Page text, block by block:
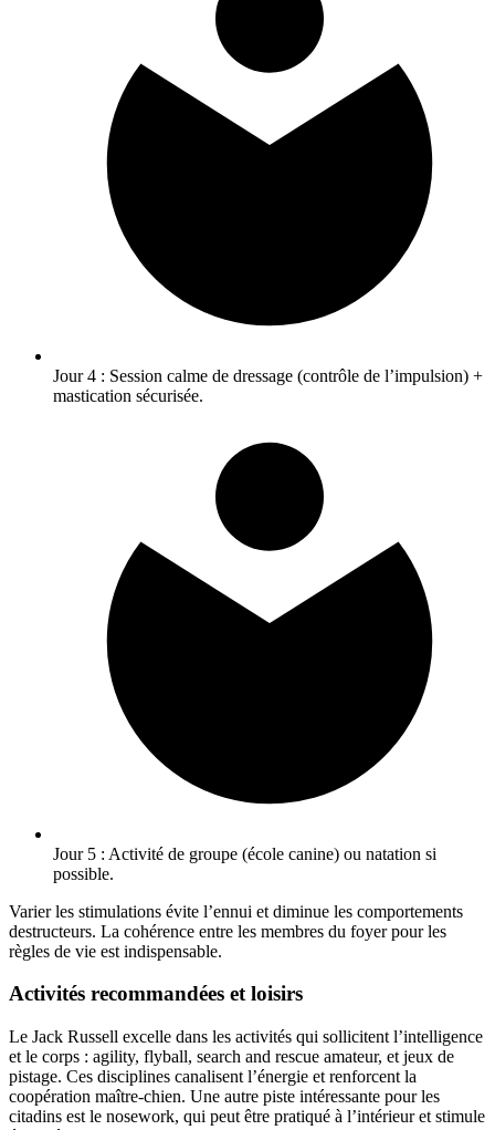
Jour 4 : Session calme de dressage (contrôle de l’impulsion) +
mastication sécurisée.
Jour 5 : Activité de groupe (école canine) ou natation si
possible.
Varier les stimulations évite l’ennui et diminue les comportements
destructeurs. La cohérence entre les membres du foyer pour les
règles de vie est indispensable.
Activités recommandées et loisirs
Le Jack Russell excelle dans les activités qui sollicitent l’intelligence
et le corps : agility, flyball, search and rescue amateur, et jeux de
pistage. Ces disciplines canalisent l’énergie et renforcent la
coopération maître-chien. Une autre piste intéressante pour les
citadins est le nosework, qui peut être pratiqué à l’intérieur et stimule